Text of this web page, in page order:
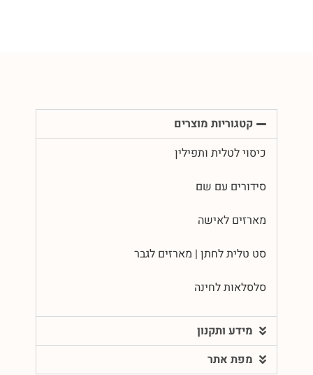
קטגוריות מוצרים
כיסוי לטלית ותפילין
סידורים עם שם
מארזים לאישה
סט טלית לחתן | מארזים לגבר
סלסלאות לחינה
מידע ותקנון
מפת אתר